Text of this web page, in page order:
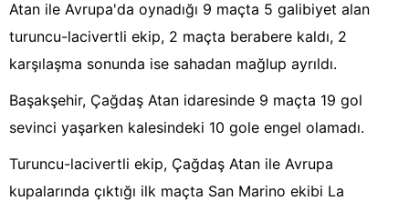
Atan ile Avrupa'da oynadığı 9 maçta 5 galibiyet alan
turuncu-lacivertli ekip, 2 maçta berabere kaldı, 2
karşılaşma sonunda ise sahadan mağlup ayrıldı.
Başakşehir, Çağdaş Atan idaresinde 9 maçta 19 gol
sevinci yaşarken kalesindeki 10 gole engel olamadı.
Turuncu-lacivertli ekip, Çağdaş Atan ile Avrupa
kupalarında çıktığı ilk maçta San Marino ekibi La